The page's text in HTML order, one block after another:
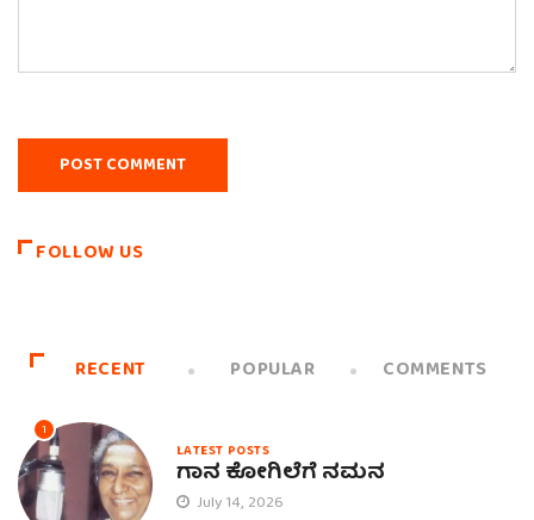
FOLLOW US
RECENT POPULAR COMMENTS
1
LATEST POSTS
ಗಾನ ಕೋಗಿಲೆಗೆ ನಮನ
July 14, 2026